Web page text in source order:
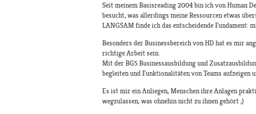
Seit meinem Basisreading 2004 bin ich von Human
besucht, was allerdings meine Ressourcen etwas
LANGSAM finde ich das entscheidende Fundament:
Besonders der Businessbereich von HD hat es mir
richtige Arbeit sein.
Mit der BG5 Businessausbildung und
begleiten und Funktionalitäten von Teams aufzeigen
Es ist mir ein Anliegen, Menschen ihre Anlagen
wegzulassen, was ohnehin nicht zu ihnen gehört ;)